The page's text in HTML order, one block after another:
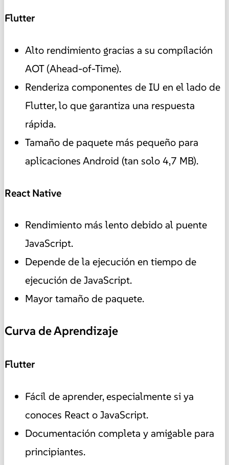
Flutter
Alto rendimiento gracias a su compilación
AOT (Ahead-of-Time).
Renderiza componentes de IU en el lado de
Flutter, lo que garantiza una respuesta
rápida.
Tamaño de paquete más pequeño para
aplicaciones Android (tan solo 4,7 MB).
React Native
Rendimiento más lento debido al puente
JavaScript.
Depende de la ejecución en tiempo de
ejecución de JavaScript.
Mayor tamaño de paquete.
Curva de Aprendizaje
Flutter
Fácil de aprender, especialmente si ya
conoces React o JavaScript.
Documentación completa y amigable para
principiantes.